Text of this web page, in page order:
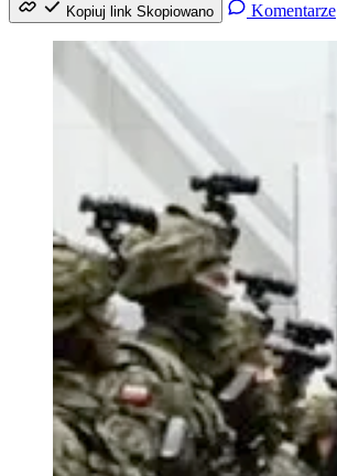
Kopiuj link Skopiowano Komentarze